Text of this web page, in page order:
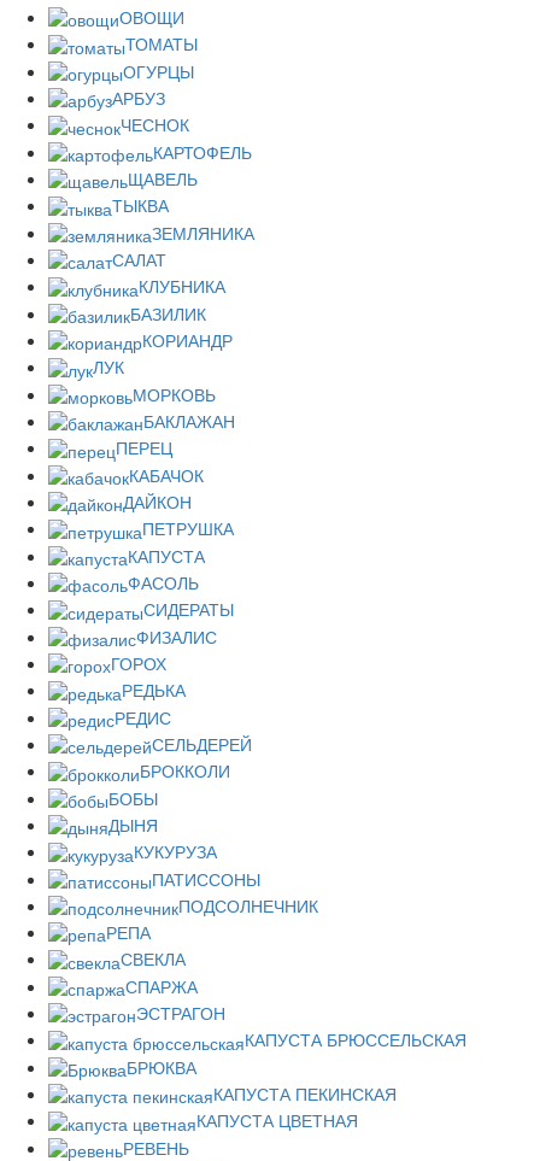
ОВОЩИ
ТОМАТЫ
ОГУРЦЫ
АРБУЗ
ЧЕСНОК
КАРТОФЕЛЬ
ЩАВЕЛЬ
ТЫКВА
ЗЕМЛЯНИКА
САЛАТ
КЛУБНИКА
БАЗИЛИК
КОРИАНДР
ЛУК
МОРКОВЬ
БАКЛАЖАН
ПЕРЕЦ
КАБАЧОК
ДАЙКОН
ПЕТРУШКА
КАПУСТА
ФАСОЛЬ
СИДЕРАТЫ
ФИЗАЛИС
ГОРОХ
РЕДЬКА
РЕДИС
СЕЛЬДЕРЕЙ
БРОККОЛИ
БОБЫ
ДЫНЯ
КУКУРУЗА
ПАТИССОНЫ
ПОДСОЛНЕЧНИК
РЕПА
СВЕКЛА
СПАРЖА
ЭСТРАГОН
КАПУСТА БРЮССЕЛЬСКАЯ
БРЮКВА
КАПУСТА ПЕКИНСКАЯ
КАПУСТА ЦВЕТНАЯ
РЕВЕНЬ